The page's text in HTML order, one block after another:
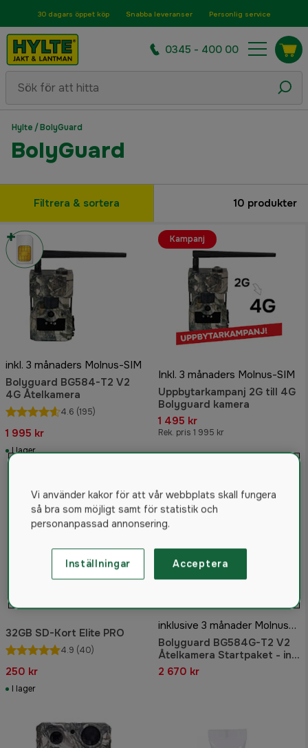
30 dagars öppet köp Snabba leveranser Personlig service
0345 - 400 00
Hylte /BolyGuard
BolyGuard
Filtrera & sortera 10 produkter
inkl. 3 månaders Molnus-SIM
Bolyguard BG584-T2 V2
4G Åtelkamera
4.6 (195)
1 995 kr
I lager
Inkl. 3 månaders Molnus-SIM
Uppbytarkampanj 2G till 4G
Bolyguard kamera
1 495 kr
Rek. pris 1 995 kr
Kampanj
32GB SD-Kort Elite PRO
4.9 (40)
250 kr
I lager
inklusive 3 månader Molnus-SIM
Bolyguard BG584G-T2 V2
Åtelkamera Startpaket - inkl
3 månader Molnus-SIM
2 670 kr
Vi använder kakor för att vår webbplats skall fungera
så bra som möjligt samt för statistik och
personanpassad annonsering.
Inställningar Acceptera